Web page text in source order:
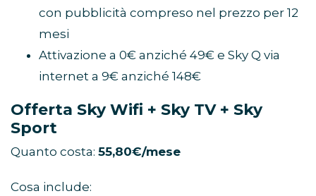
con pubblicità compreso nel prezzo per 12
mesi
Attivazione a 0€ anziché 49€ e Sky Q via
internet a 9€ anziché 148€
Offerta Sky Wifi + Sky TV + Sky
Sport
Quanto costa: 55,80€/mese
Cosa include: